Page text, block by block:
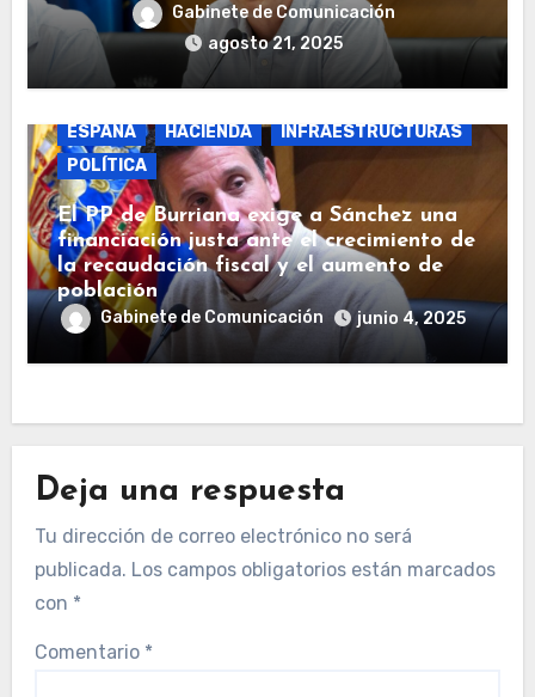
Gabinete de Comunicación
agosto 21, 2025
ESPAÑA
HACIENDA
INFRAESTRUCTURAS
POLÍTICA
El PP de Burriana exige a Sánchez una
financiación justa ante el crecimiento de
la recaudación fiscal y el aumento de
población
Gabinete de Comunicación junio 4, 2025
Deja una respuesta
Tu dirección de correo electrónico no será
publicada. Los campos obligatorios están marcados
con *
Comentario *